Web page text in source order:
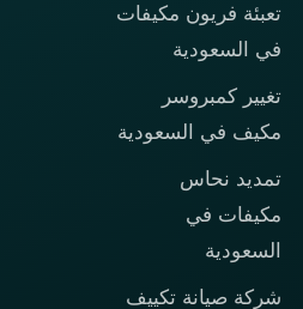
تعبئة فريون مكيفات
في السعودية
تغيير كمبروسر
مكيف في السعودية
تمديد نحاس
مكيفات في
السعودية
شركة صيانة تكييف